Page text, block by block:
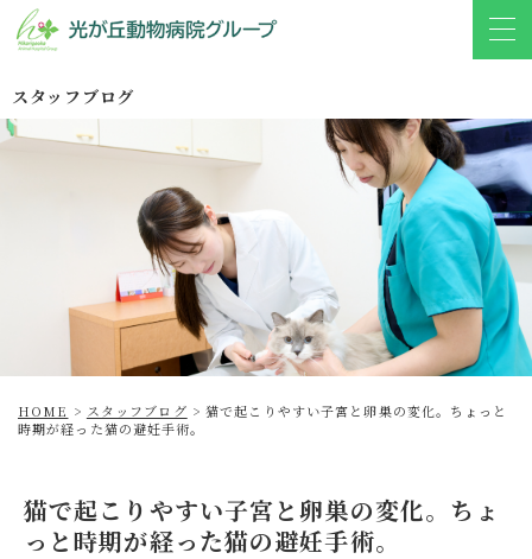
スタッフブログ
HOME > スタッフブログ >猫で起こりやすい子宮と卵巣の変化。ちょっと
時期が経った猫の避妊手術。
猫で起こりやすい子宮と卵巣の変化。ちょ
っと時期が経った猫の避妊手術。